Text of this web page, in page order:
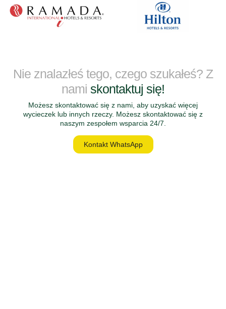
Nie znalazłeś tego, czego szukałeś? Z
nami skontaktuj się!
Możesz skontaktować się z nami, aby uzyskać więcej
wycieczek lub innych rzeczy. Możesz skontaktować się z
naszym zespołem wsparcia 24/7.
Kontakt WhatsApp